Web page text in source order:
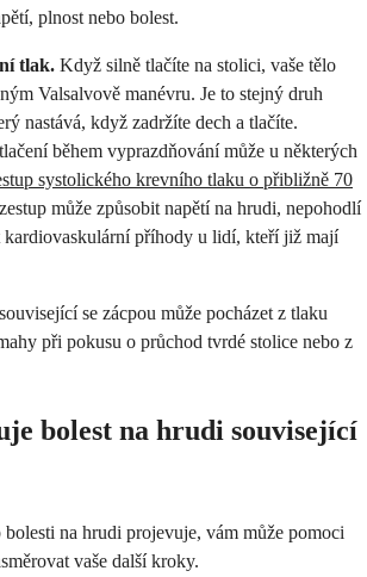
plnost nebo bolest.
tlak. Když silně tlačíte na stolici, vaše tělo
Valsalvově manévru. Je to stejný druh
nastává, když zadržíte dech a tlačíte.
během vyprazdňování může u některých
systolického krevního tlaku o přibližně 70
může způsobit napětí na hrudi, nepohodlí
kardiovaskulární příhody u lidí, kteří již mají
se zácpou může pocházet z tlaku
při pokusu o průchod tvrdé stolice nebo z
bolest na hrudi související
na hrudi projevuje, vám může pomoci
vaše další kroky.